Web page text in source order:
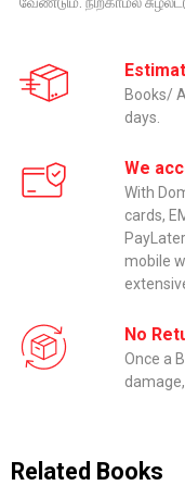
Books/
days.
We
With
cards,
mobile
No
Once a
Related Books